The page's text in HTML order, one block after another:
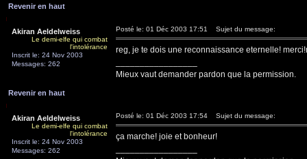
Revenir en haut
Akiran Aeldelweiss
Le demi-elfe qui combat
l'intolérance
Inscrit le: 24 Nov 2003
Messages: 262
Posté le: 01 Déc 2003 17:51 Sujet du message:
reg, je te dois une reconnaissance eternelle!
Mieux vaut demander pardon que la permission.
Revenir en haut
Akiran Aeldelweiss
Le demi-elfe qui combat
l'intolérance
Inscrit le: 24 Nov 2003
Messages: 262
Posté le: 01 Déc 2003 17:54 Sujet du message:
ça marche! joie et bonheur!